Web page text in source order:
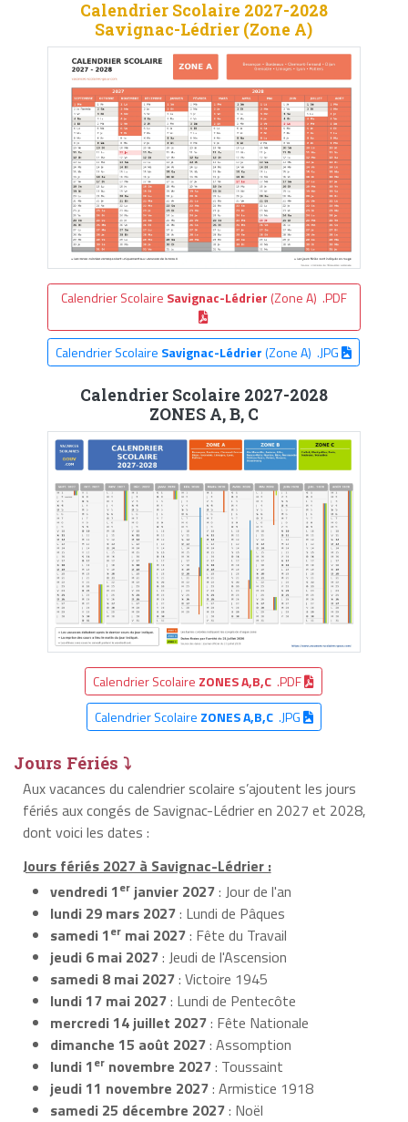
Calendrier Scolaire 2027-2028
Savignac-Lédrier (Zone A)
Calendrier Scolaire Savignac-Lédrier (Zone A) .PDF
Calendrier Scolaire Savignac-Lédrier(Zone A) .JPG
Calendrier Scolaire 2027-2028
ZONES A, B, C
Calendrier Scolaire ZONES A,B,C .PDF
Calendrier Scolaire ZONES A,B,C.JPG
Jours Fériés ⤵
Aux vacances du calendrier scolaire s’ajoutent les jours
fériés aux congés de Savignac-Lédrier en 2027 et 2028,
dont voici les dates :
Jours fériés 2027 à Savignac-Lédrier :
vendredi 1er janvier 2027: Jour de l'an
lundi 29 mars 2027: Lundi de Pâques
samedi 1er mai 2027: Fête du Travail
jeudi 6 mai 2027: Jeudi de l'Ascension
samedi 8 mai 2027: Victoire 1945
lundi 17 mai 2027: Lundi de Pentecôte
mercredi 14 juillet 2027: Fête Nationale
dimanche 15 août 2027: Assomption
lundi 1er novembre 2027: Toussaint
jeudi 11 novembre 2027: Armistice 1918
samedi 25 décembre 2027: Noël